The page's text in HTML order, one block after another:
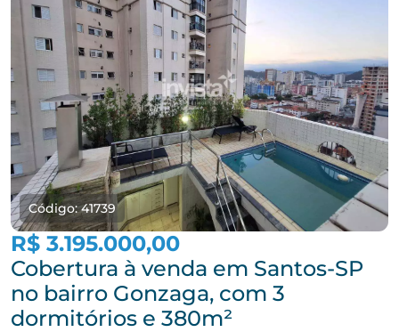
Código: 41739
R$ 3.195.000,00
Cobertura à venda em Santos-SP
no bairro Gonzaga, com 3
dormitórios e 380m²